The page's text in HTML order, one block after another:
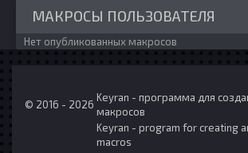
МАКРОСЫ ПОЛЬЗОВАТЕЛЯ
Нет опубликованных макросов
© 2016 - 2026
Keyran - программа для
макросов
Keyran - program for creating
macros